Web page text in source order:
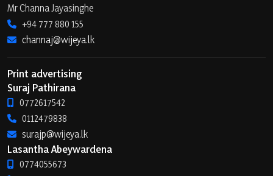
Mr Channa Jayasinghe
+94 777 880 155
channaj@wijeya.lk
Print advertising
Suraj Pathirana
0772617542
0112479838
surajp@wijeya.lk
Lasantha Abeywardena
0774055673